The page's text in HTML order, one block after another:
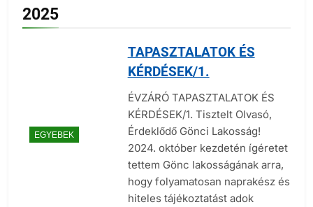
2025
EGYEBEK
TAPASZTALATOK ÉS
KÉRDÉSEK/1.
ÉVZÁRÓ TAPASZTALATOK ÉS
KÉRDÉSEK/1. Tisztelt Olvasó,
Érdeklődő Gönci Lakosság!
2024. október kezdetén ígéretet
tettem Gönc lakosságának arra,
hogy folyamatosan naprakész és
hiteles tájékoztatást adok